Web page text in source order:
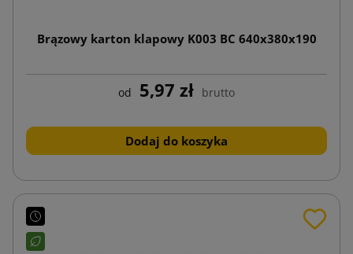
Brązowy karton klapowy K003 BC 640x380x190
od 5,97 zł brutto
Dodaj do koszyka